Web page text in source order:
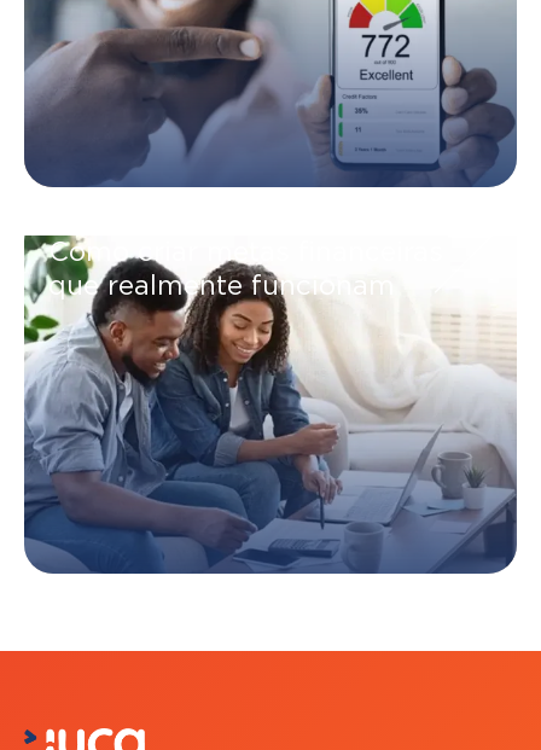
Como criar metas financeiras
que realmente funcionam